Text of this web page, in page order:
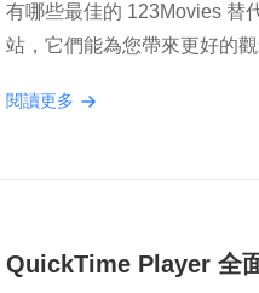
有哪些最佳的 123Movies 替
站，它們能為您帶來更好的觀
閱讀更多
QuickTime Player 全